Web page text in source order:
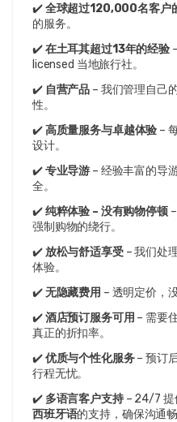
✔️ 全球超过120,000名客户
的服务。
✔️ 在土耳其超过13年的经验
licensed 当地旅行社。
✔️ 自营产品 – 我们管理自己
性。
✔️ 高质量服务与卓越体验 –
设计。
✔️ 专业导游 – 经验丰富的导
全。
✔️ 纯粹体验 – 没有购物停顿 –
强制购物的绕行。
✔️ 放松与舒适享受 – 我们处
体验。
✔️ 无隐藏费用 – 透明定价，
✔️ 酒店预订服务可用 – 需要
真正的折扣率。
✔️ 优质与个性化服务 – 预订
行程无忧。
✔️ 多语言客户支持 – 24/7 提
西班牙语的支持，确保沟通畅